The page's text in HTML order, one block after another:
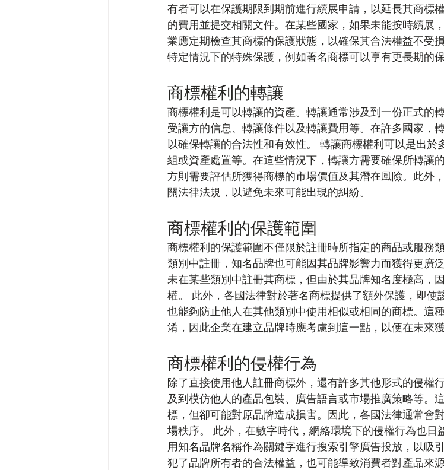
有者可以在保護期限到期前進行續展申請，以延長其商標
的費用並提交相關文件。在某些國家，如果未能按時續展
業應定期檢查其商標的保護狀態，以確保其合法權益不受
特定情況下的特殊保護，例如著名商標可以享有更長期的保
商標權利的轉讓
商標權利是可以轉讓的資產。轉讓通常涉及到一份正式的
受讓方的信息、轉讓條件以及轉讓費用等。在許多國家，
以確保轉讓的合法性和有效性。 轉讓商標權利可以是出於
組或資產處置等。在這些情況下，轉讓方需要確保所轉讓
方則需要評估所獲得商標的市場價值及其潛在風險。此外
關法律法規，以避免未來可能出現的糾紛。
商標權利的保護範圍
商標權利的保護範圍不僅限於註冊時所指定的商品或服務
類別中註冊，知名品牌也可能因其品牌影響力而獲得更廣
未在某些類別中註冊其商標，但由於其品牌知名度極高，
權。 此外，各國法律對於著名商標提供了額外保護，即使
也能夠防止他人在其他類別中使用相似或相同的商標。這
淆，因此企業在建立品牌時應考慮到這一點，以便在未來
商標權利的侵權行為
除了直接使用他人註冊商標外，還有許多其他形式的侵權
及到模仿他人的產品包裝、廣告語言或市場推廣策略等。
標，但卻可能對原品牌造成損害。因此，各國法律通常會
場秩序。 此外，在數字時代，網絡環境下的侵權行為也日
用知名品牌名稱作為關鍵字進行搜索引擎廣告投放，以吸
犯了品牌所有者的合法權益，也可能導致消費者對產品來